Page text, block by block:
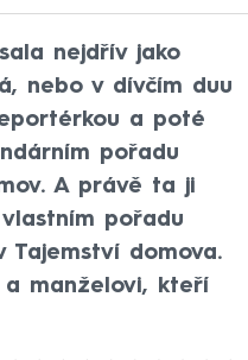
nejdřív jako
nebo v dívčím duu
a poté
pořadu
A právě ta ji
pořadu
Tajemství domova.
manželovi, kteří